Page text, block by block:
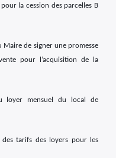
la cession des parcelles B
Maire de signer une promesse
pour l’acquisition de la
loyer mensuel du local de
tarifs des loyers pour les